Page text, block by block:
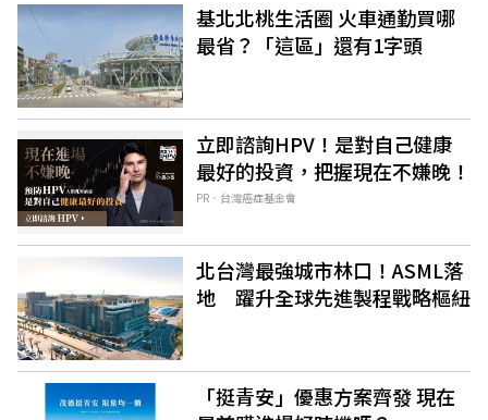
基北北桃生活圈 火車通勤買哪
最省？「這區」還有1字頭
立即諮詢HPV！是對自己健康
最好的投資，把握現在不嫌晚！
PR．台灣癌症基金會
北台灣最強城市林口！ASML落
地 躍升全球先進製程戰略樞紐
「挺青安」優惠方案齊發 現在